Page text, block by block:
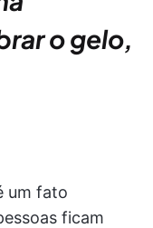
o gelo,
um fato
ficam